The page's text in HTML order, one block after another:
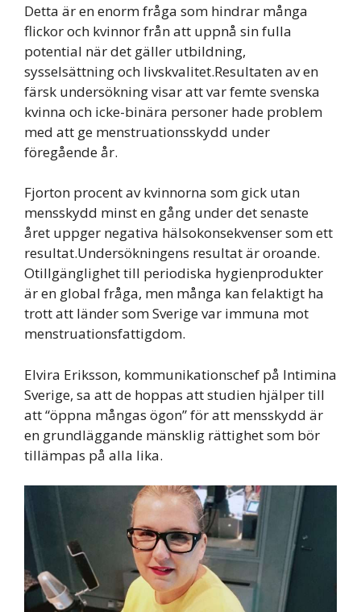
Detta är en enorm fråga som hindrar många
flickor och kvinnor från att uppnå sin fulla
potential när det gäller utbildning,
sysselsättning och livskvalitet.Resultaten av en
färsk undersökning visar att var femte svenska
kvinna och icke-binära personer hade problem
med att ge menstruationsskydd under
föregående år.
Fjorton procent av kvinnorna som gick utan
mensskydd minst en gång under det senaste
året uppger negativa hälsokonsekvenser som ett
resultat.Undersökningens resultat är oroande.
Otillgänglighet till periodiska hygienprodukter
är en global fråga, men många kan felaktigt ha
trott att länder som Sverige var immuna mot
menstruationsfattigdom.
Elvira Eriksson, kommunikationschef på Intimina
Sverige, sa att de hoppas att studien hjälper till
att “öppna mångas ögon” för att mensskydd är
en grundläggande mänsklig rättighet som bör
tillämpas på alla lika.